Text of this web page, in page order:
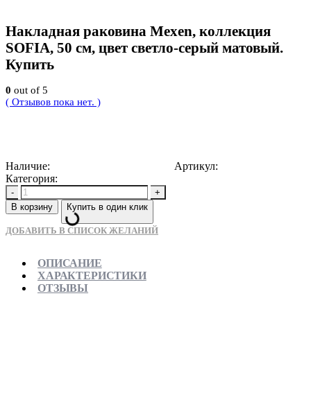
Накладная раковина Mexen, коллекция
SOFIA, 50 см, цвет светло-серый матовый.
Купить
0 out of 5
( Отзывов пока нет. )
Наличие: Артикул:
Категория:
-
+
В корзину
Купить в один клик
ДОБАВИТЬ В СПИСОК ЖЕЛАНИЙ
ОПИСАНИЕ
ХАРАКТЕРИСТИКИ
ОТЗЫВЫ